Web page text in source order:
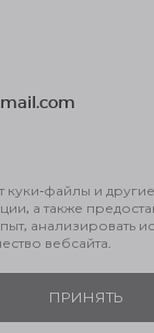
оферты
об
политика
куки-файлы и
а также
анализировать
вебсайта.
ПРИНЯТЬ